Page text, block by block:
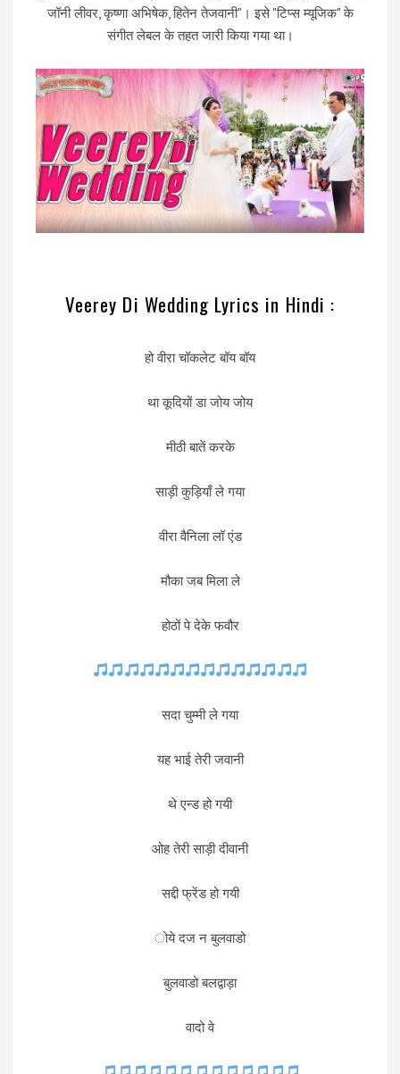
जॉनी लीवर, कृष्णा अभिषेक, हितेन तेजवानी"। इसे "टिप्स म्यूजिक" के
संगीत लेबल के तहत जारी किया गया था।
Veerey Di Wedding Lyrics in Hindi :
हो वीरा चॉकलेट बॉय बॉय
था कूदियों डा जोय जोय
मीठी बातें करके
साड़ी कुड़ियाँ ले गया
वीरा वैनिला लॉ एंड
मौका जब मिला ले
होठों पे देके फवौर
सदा चुम्मी ले गया
यह भाई तेरी जवानी
थे एन्ड हो गयी
ओह तेरी साड़ी दीवानी
सद्दी फ्रेंड हो गयी
ोये दज न बुलवाडो
बुलवाडो बलद्वाड़ा
वादो वे